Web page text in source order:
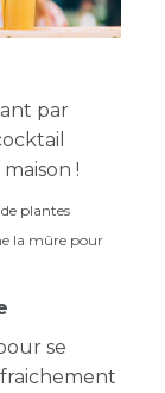
par
!
plantes
la mûre pour
se